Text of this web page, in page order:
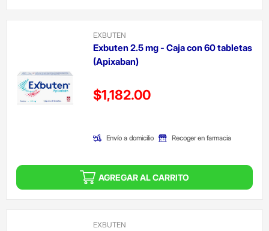
EXBUTEN
Exbuten 2.5 mg - Caja con 60 tabletas
(Apixaban)
Precio reducido de
$1,182.00
Envío a domicilio Recoger en farmacia
AGREGAR AL CARRITO
EXBUTEN